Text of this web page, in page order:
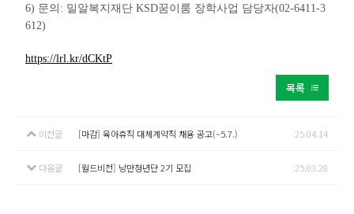
6) 문의: 밀알복지재단 KSD꿈이룸 장학사업 담당자(02-6411-3
612)
https://lrl.kr/dCKtP
목록
이전글 [마감] 육아휴직 대체계약직 채용 공고(~5.7.) 25.04.14
다음글 [월드비전] 낭만청년단 2기 모집 25.03.28